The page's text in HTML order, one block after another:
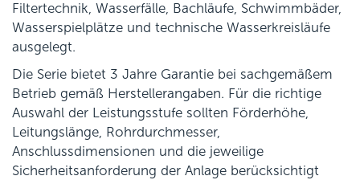
Filtertechnik, Wasserfälle, Bachläufe, Schwimmbäder,
Wasserspielplätze und technische Wasserkreisläufe
ausgelegt.
Die Serie bietet 3 Jahre Garantie bei sachgemäßem
Betrieb gemäß Herstellerangaben. Für die richtige
Auswahl der Leistungsstufe sollten Förderhöhe,
Leitungslänge, Rohrdurchmesser,
Anschlussdimensionen und die jeweilige
Sicherheitsanforderung der Anlage berücksichtigt